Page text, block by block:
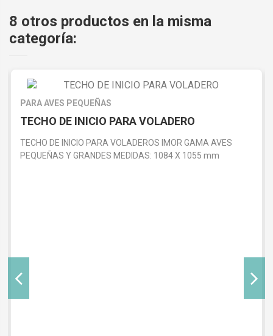
8 otros productos en la misma
categoría:
PARA AVES PEQUEÑAS
TECHO DE INICIO PARA VOLADERO
TECHO DE INICIO PARA VOLADEROS IMOR GAMA AVES
PEQUEÑAS Y GRANDES MEDIDAS: 1084 X 1055 mm